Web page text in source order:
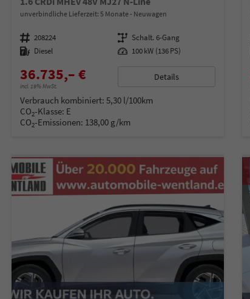
unverbindliche Lieferzeit: 5 Monate Neuwagen
Fahrzeugnummer 208224 Getriebe Schalt. 6-Gang
Kraftstoff Diesel Leistung 100 kW (136 PS)
36.735,– €
incl. 19% MwSt.
Details
Verbrauch kombiniert: 5,30 l/100km
CO2-Klasse: E
CO2-Emissionen: 138,00 g/km